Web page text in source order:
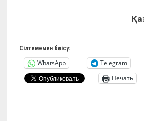
Сілтемемен бөлісу:
WhatsApp
Telegram
Печать